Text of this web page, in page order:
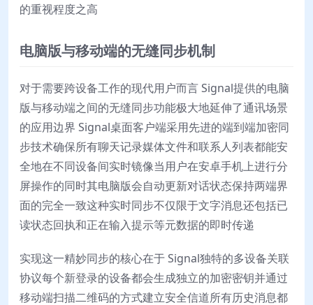
的重视程度之高
电脑版与移动端的无缝同步机制
对于需要跨设备工作的现代用户而言 Signal提供的电脑
版与移动端之间的无缝同步功能极大地延伸了通讯场景
的应用边界 Signal桌面客户端采用先进的端到端加密同
步技术确保所有聊天记录媒体文件和联系人列表都能安
全地在不同设备间实时镜像当用户在安卓手机上进行分
屏操作的同时其电脑版会自动更新对话状态保持两端界
面的完全一致这种实时同步不仅限于文字消息还包括已
读状态回执和正在输入提示等元数据的即时传递
实现这一精妙同步的核心在于 Signal独特的多设备关联
协议每个新登录的设备都会生成独立的加密密钥并通过
移动端扫描二维码的方式建立安全信道所有历史消息都